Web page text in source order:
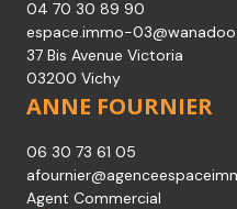
04 70 30 89 90
espace.immo-
37 Bis Avenue Victoria
03200 Vichy
ANNE FOURNIER
06 30 73 61 05
Agent Commercial